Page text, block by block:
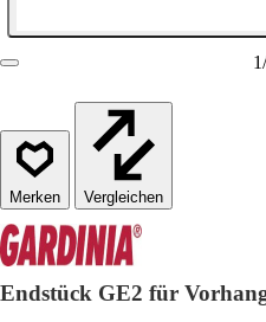
1/
Vergleichen
Endstück GE2 für